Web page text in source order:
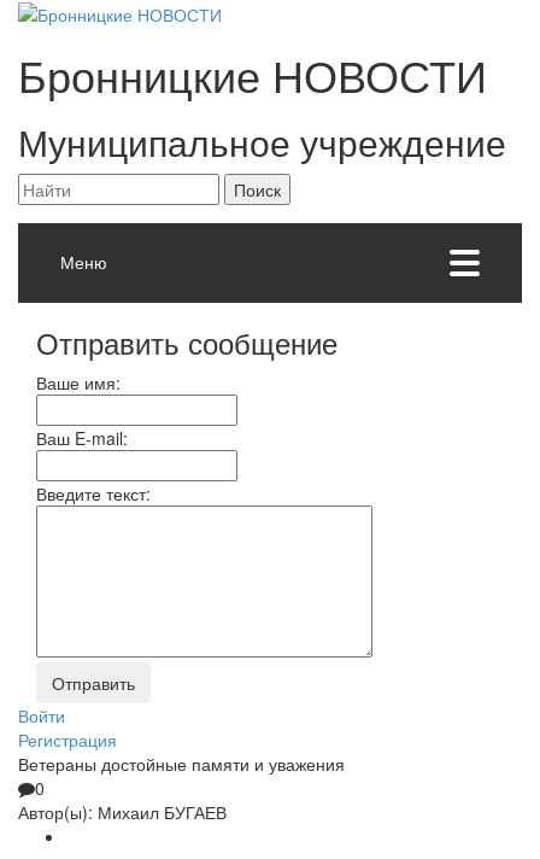
Бронницкие НОВОСТИ
Муниципальное учреждение
Меню
Отправить сообщение
Ваше имя:
Ваш E-mail:
Введите текст:
Войти
Регистрация
Ветераны достойные памяти и уважения
0
Автор(ы): Михаил БУГАЕВ